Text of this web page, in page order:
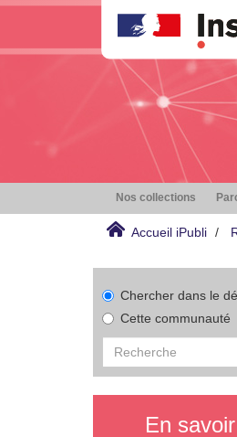
Nos collections
Accueil iPubli
Chercher dans le
Cette communauté
En